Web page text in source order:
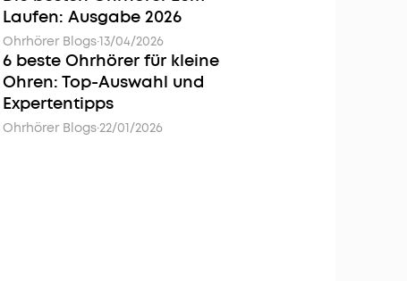
Laufen: Ausgabe 2026
Ohrhörer Blogs·13/04/2026
6 beste Ohrhörer für kleine
Ohren: Top-Auswahl und
Expertentipps
Ohrhörer Blogs·22/01/2026